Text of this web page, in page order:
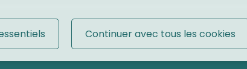
Continuer avec tous les cookies